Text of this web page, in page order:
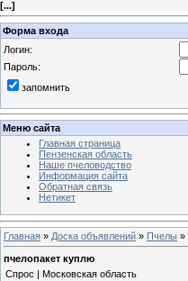
[...]
Форма входа
Логин:
Пароль:
запомнить
Меню сайта
Главная страница
Пензенская область
Наше пчеловодство
Информация сайта
Обратная связь
Нетикет
Главная » Доска объявлений » Пчелы »
пчелопакет куплю
Спрос | Московская область